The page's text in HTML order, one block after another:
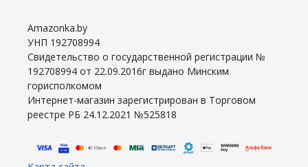
Amazonka.by
УНП 192708994
Свидетельство о государственной регистрации №
192708994 от 22.09.2016г выдано Минским
горисполкомом
Интернет-магазин зарегистрирован в Торговом
реестре РБ 24.12.2021 №525818